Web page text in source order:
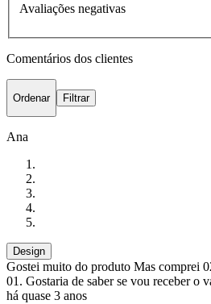
Avaliações negativas
Comentários dos clientes
Ordenar Filtrar
Ana
Design
Gostei muito do produto Mas comprei
01. Gostaria de saber se vou receber o
há quase 3 anos